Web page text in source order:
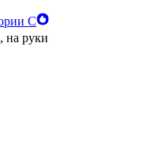
С
на руки